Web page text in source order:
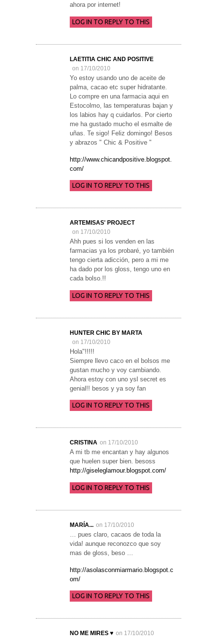
ahora por internet!
LOG IN TO REPLY TO THIS
LAETITIA CHIC AND POSITIVE
on 17/10/2010
Yo estoy usando uno de aceite de
palma, cacao etc super hidratante.
Lo compre en una farmacia aqui en
Estocolmo, las temperaturas bajan y
los labios hay q cuidarlos. Por cierto
me ha gustado mucho el esmalte de
uñas. Te sigo! Feliz domingo! Besos
y abrazos " Chic & Positive "
http://www.chicandpositive.blogspot.
com/
LOG IN TO REPLY TO THIS
ARTEMISAS' PROJECT
on 17/10/2010
Ahh pues si los venden en las
farmacias ya los probaré, yo también
tengo cierta adicción, pero a mi me
ha dado por los gloss, tengo uno en
cada bolso.!!
LOG IN TO REPLY TO THIS
HUNTER CHIC BY MARTA
on 17/10/2010
Hola"!!!!!
Siempre llevo caco en el bolsos me
gustan mucho y voy cambiando.
Ahora estoy con uno ysl secret es
genial!! besos y ya soy fan
LOG IN TO REPLY TO THIS
CRISTINA on 17/10/2010
A mi tb me encantan y hay algunos
que huelen super bien. besoss
http://giseleglamour.blogspot.com/
LOG IN TO REPLY TO THIS
MARÍA... on 17/10/2010
… pues claro, cacaos de toda la
vida! aunque reconozco que soy
mas de gloss, beso …
http://asolasconmiarmario.blogspot.c
om/
LOG IN TO REPLY TO THIS
NO ME MIRES ♥ on 17/10/2010